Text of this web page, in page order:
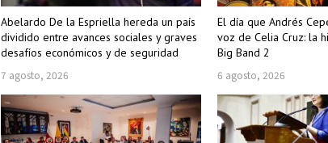
Abelardo De la Espriella hereda un país
dividido entre avances sociales y graves
desafíos económicos y de seguridad
7 agosto, 2026
El día que Andrés
voz de Celia Cruz: la
Big Band 2
6 agosto, 2026